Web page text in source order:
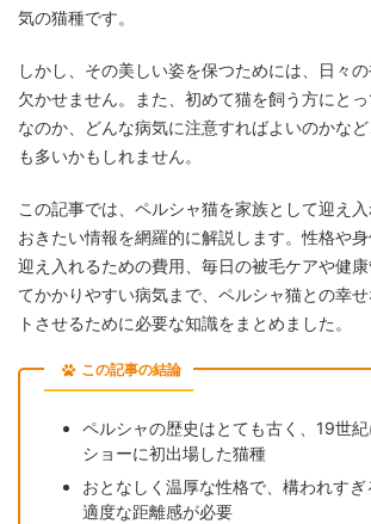
気の猫種です。
しかし、その美しい姿を保つためには、日々
欠かせません。また、初めて猫を飼う方にと
なのか、どんな病気に注意すればよいのかな
も多いかもしれません。
この記事では、ペルシャ猫を家族として迎え
おきたい情報を網羅的に解説します。性格や身
迎え入れるための費用、毎日の被毛ケアや健
てかかりやすい病気まで、ペルシャ猫との幸
トさせるために必要な知識をまとめました。
この記事の結論
ペルシャの歴史はとても古く、19世
ショーに初出場した猫種
おとなしく温厚な性格で、構われす
適度な距離感が必要